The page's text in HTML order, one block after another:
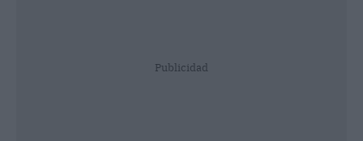
Publicidad